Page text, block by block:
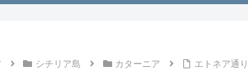
シチリア島 カターニア エトネア通り